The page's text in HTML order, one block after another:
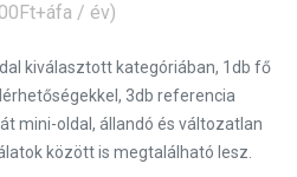
/ év)
kiválasztott kategóriában, 1db fő
3db referencia
mini-oldal, állandó és változatlan
között is megtalálható lesz.